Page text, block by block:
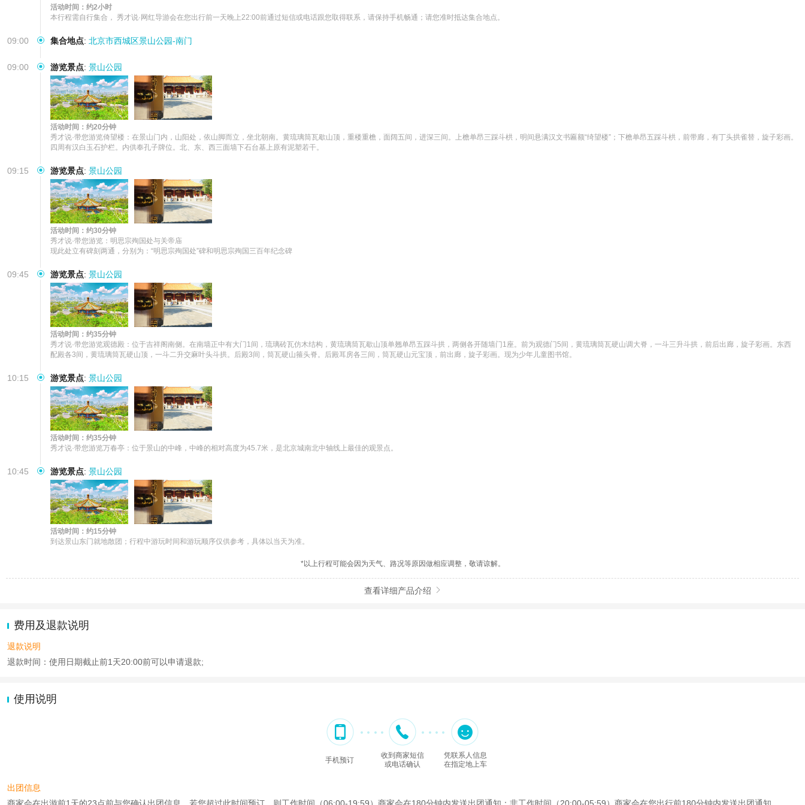
活动时间：约2小时
本行程需自行集合， 秀才说·网红导游会在您出行前一天晚上22:00前通过短信或电话跟您取得联系，请保持手机畅通；请您准时抵达集合地点。
09:00 集合地点: 北京市西城区景山公园-南门
09:00 游览景点: 景山公园
活动时间：约20分钟
秀才说·带您游览倚望楼：在景山门内，山阳处，依山脚而立，坐北朝南。黄琉璃筒瓦歇山顶，重楼重檐，面阔五间，进深三间。上檐单昂三踩斗栱，明间悬满汉文书匾额“绮望楼”；下檐单昂五踩斗栱，前带廊，有丁头拱雀替，旋子彩画。
四周有汉白玉石护栏。内供奉孔子牌位。北、东、西三面墙下石台基上原有泥塑若干。
09:15 游览景点: 景山公园
活动时间：约30分钟
秀才说·带您游览：明思宗殉国处与关帝庙
现此处立有碑刻两通，分别为：“明思宗殉国处”碑和明思宗殉国三百年纪念碑
09:45 游览景点: 景山公园
活动时间：约35分钟
秀才说·带您游览观德殿：位于吉祥阁南侧。在南墙正中有大门1间，琉璃砖瓦仿木结构，黄琉璃筒瓦歇山顶单翘单昂五踩斗拱，两侧各开随墙门1座。前为观德门5间，黄琉璃筒瓦硬山调大脊，一斗三升斗拱，前后出廊，旋子彩画。东西
配殿各3间，黄琉璃筒瓦硬山顶，一斗二升交麻叶头斗拱。后殿3间，筒瓦硬山箍头脊。后殿耳房各三间，筒瓦硬山元宝顶，前出廊，旋子彩画。现为少年儿童图书馆。
10:15 游览景点: 景山公园
活动时间：约35分钟
秀才说·带您游览万春亭：位于景山的中峰，中峰的相对高度为45.7米，是北京城南北中轴线上最佳的观景点。
10:45 游览景点: 景山公园
活动时间：约15分钟
到达景山东门就地散团；行程中游玩时间和游玩顺序仅供参考，具体以当天为准。
*以上行程可能会因为天气、路况等原因做相应调整，敬请谅解。
查看详细产品介绍 
费用及退款说明
退款说明
退款时间：使用日期截止前1天20:00前可以申请退款;
使用说明
手机预订
收到商家短信
或电话确认
凭联系人信息
在指定地上车
出团信息